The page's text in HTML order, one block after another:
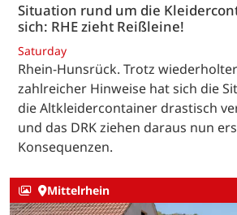
Situation rund um die
sich: RHE zieht Reißleine!
Saturday
Rhein-Hunsrück. Trotz
zahlreicher Hinweise hat sich die
die Altkleidercontainer drastisch
und das DRK ziehen daraus nun
Konsequenzen.
Mittelrhein